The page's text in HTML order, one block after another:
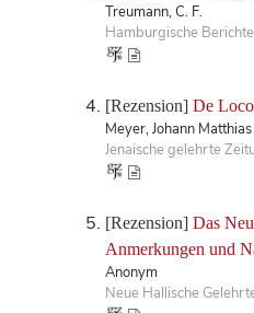
Treumann, C. F.
Hamburgische
[Rezension] De
Meyer, Johann Matthias
Jenaische gelehrte
[Rezension] Das
Anmerkungen und
Anonym
Neue Hallische